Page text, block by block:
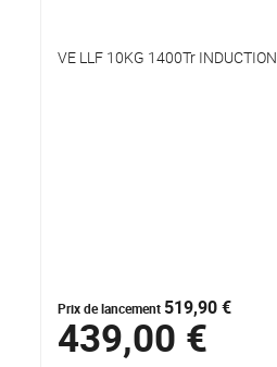
VE LLF 10KG 1400Tr INDUCTION
Prix de lancement 519,90 €
439,00 €